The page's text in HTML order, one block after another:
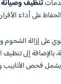
تنظيف وصيانة
على أداء
على إزالة الشحوم
بالإضافة إلى
فحص الأنابيب